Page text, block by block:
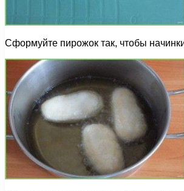
Сформуйте пирожок так, чтобы